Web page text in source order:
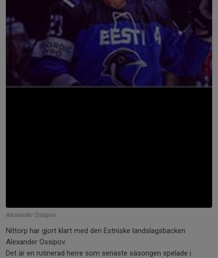
Alexander Ossipov
Nittorp har gjort klart med den Estniske landslagsbacken
Alexander Ossipov.
Det är en rutinerad herre som senaste säsongen spelade i